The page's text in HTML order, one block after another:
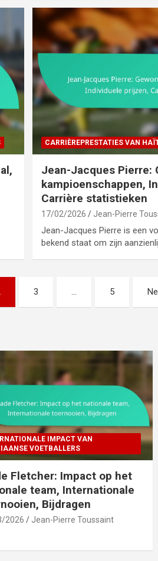
CARRIÈREPRESTATIES VAN
Jean-Jacques Pierre:
kampioenschappen,
Carrière statistieken
17/02/2026 Jean-Pierre
Jean-Jacques Pierre is een
bekend staat om zijn
3 … 5
IMPACT VAN
VOETBALLERS
Fletcher: Impact op het
team, Internationale
Bijdragen
2026 Jean-Pierre Toussaint